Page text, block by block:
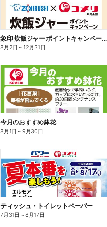
象印 炊飯ジャー ポイントキャンペーン
8月2日 ～12月31日
今月のおすすめ鉢花
8月1日 ～9月30日
ティッシュ・トイレットペーパー
7月31日 ～8月17日